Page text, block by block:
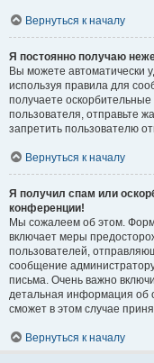
Вернуться к началу
Я постоянно получаю
Вы можете автоматически
используя правила для
получаете
пользователя, отправьте
запретить пользователю
Вернуться к началу
Я получил спам или
конференции!
Мы сожалеем об этом.
включает меры
пользователей,
сообщение
письма. Очень важно
детальная информация об
сможет в этом случае
Вернуться к началу